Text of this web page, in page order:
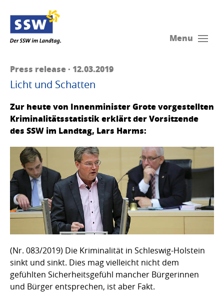
Menu
Press release · 12.03.2019
Licht und Schatten
Zur heute von Innenminister Grote vorgestellten
Kriminalitätsstatistik erklärt der Vorsitzende
des SSW im Landtag, Lars Harms:
(Nr. 083/2019) Die Kriminalität in Schleswig-Holstein
sinkt und sinkt. Dies mag vielleicht nicht dem
gefühlten Sicherheitsgefühl mancher Bürgerinnen
und Bürger entsprechen, ist aber Fakt.